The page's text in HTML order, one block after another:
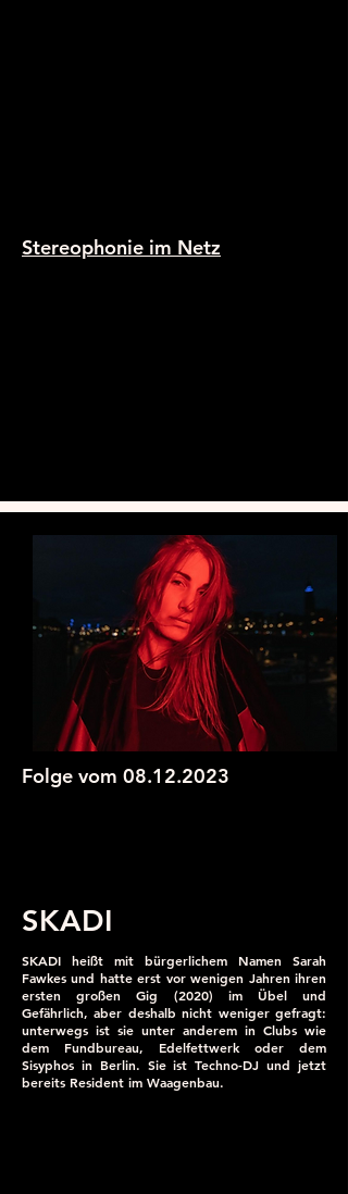
Stereophonie im Netz
Folge vom 08.12.2023
SKADI
SKADI heißt mit bürgerlichem Namen Sarah
Fawkes und hatte erst vor wenigen Jahren ihren
ersten großen Gig (2020) im Übel und
Gefährlich, aber deshalb nicht weniger gefragt:
unterwegs ist sie unter anderem in Clubs wie
dem Fundbureau, Edelfettwerk oder dem
Sisyphos in Berlin. Sie ist Techno-DJ und jetzt
bereits Resident im Waagenbau.